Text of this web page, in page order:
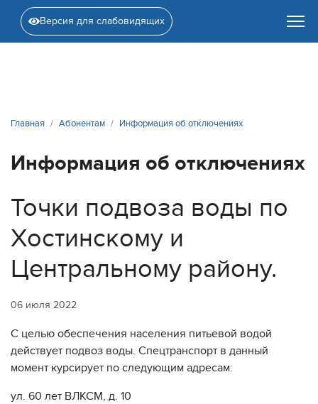
Версия для слабовидящих
Главная Абонентам Информация об отключениях
Информация об отключениях
Точки подвоза воды по
Хостинскому и
Центральному району.
06 июля 2022
С целью обеспечения населения питьевой водой
действует подвоз воды. Спецтранспорт в данный
момент курсирует по следующим адресам:
ул. 60 лет ВЛКСМ, д. 10